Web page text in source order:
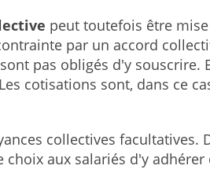
peut toutefois être
par un accord
pas obligés d'y souscrire.
cotisations sont, dans ce
collectives facultatives.
aux salariés d'y adhérer